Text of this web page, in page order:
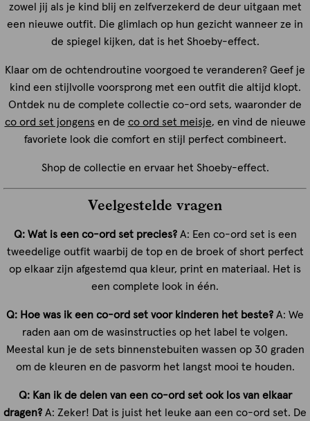
zowel jij als je kind blij en zelfverzekerd de deur uitgaan met
een nieuwe outfit. Die glimlach op hun gezicht wanneer ze in
de spiegel kijken, dat is het Shoeby-effect.
Klaar om de ochtendroutine voorgoed te veranderen? Geef je
kind een stijlvolle voorsprong met een outfit die altijd klopt.
Ontdek nu de complete collectie co-ord sets, waaronder de
co ord set jongensen de co ord set meisje, en vind de nieuwe
favoriete look die comfort en stijl perfect combineert.
Shop de collectie en ervaar het Shoeby-effect.
Veelgestelde vragen
Q: Wat is een co-ord set precies?A: Een co-ord set is een
tweedelige outfit waarbij de top en de broek of short perfect
op elkaar zijn afgestemd qua kleur, print en materiaal. Het is
een complete look in één.
Q: Hoe was ik een co-ord set voor kinderen het beste? A: We
raden aan om de wasinstructies op het label te volgen.
Meestal kun je de sets binnenstebuiten wassen op 30 graden
om de kleuren en de pasvorm het langst mooi te houden.
Q: Kan ik de delen van een co-ord set ook los van elkaar
dragen? A: Zeker! Dat is juist het leuke aan een co-ord set. De